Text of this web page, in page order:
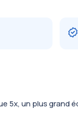
5x, un plus grand